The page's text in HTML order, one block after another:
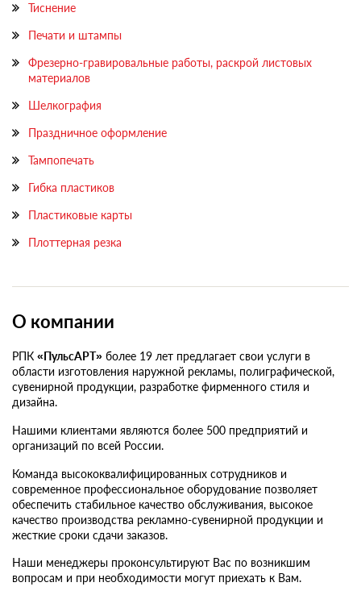
Тиснение
Печати и штампы
Фрезерно-гравировальные работы, раскрой листовых
материалов
Шелкография
Праздничное оформление
Тампопечать
Гибка пластиков
Пластиковые карты
Плоттерная резка
О компании
РПК «ПульсАРТ» более 19 лет предлагает свои услуги в
области изготовления наружной рекламы, полиграфической,
сувенирной продукции, разработке фирменного стиля и
дизайна.
Нашими клиентами являются более 500 предприятий и
организаций по всей России.
Команда высококвалифицированных сотрудников и
современное профессиональное оборудование позволяет
обеспечить стабильное качество обслуживания, высокое
качество производства рекламно-сувенирной продукции и
жесткие сроки сдачи заказов.
Наши менеджеры проконсультируют Вас по возникшим
вопросам и при необходимости могут приехать к Вам.